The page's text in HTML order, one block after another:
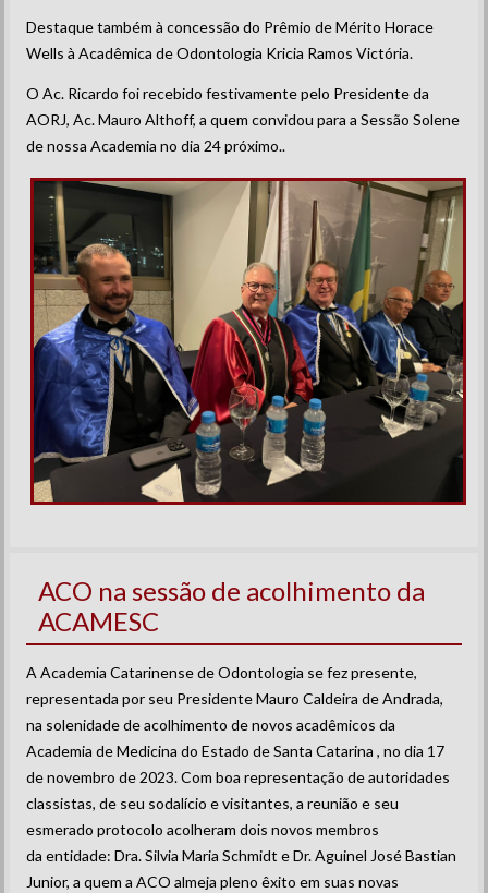
Destaque também à concessão do Prêmio de Mérito Horace
Wells à Acadêmica de Odontologia Kricia Ramos Victória.
O Ac. Ricardo foi recebido festivamente pelo Presidente da
AORJ, Ac. Mauro Althoff, a quem convidou para a Sessão Solene
de nossa Academia no dia 24 próximo..
ACO na sessão de acolhimento da
ACAMESC
A Academia Catarinense de Odontologia se fez presente,
representada por seu Presidente Mauro Caldeira de Andrada,
na solenidade de acolhimento de novos acadêmicos da
Academia de Medicina do Estado de Santa Catarina , no dia 17
de novembro de 2023. Com boa representação de autoridades
classistas, de seu sodalício e visitantes, a reunião e seu
esmerado protocolo acolheram dois novos membros
da entidade: Dra. Silvia Maria Schmidt e Dr. Aguinel José Bastian
Junior, a quem a ACO almeja pleno êxito em suas novas